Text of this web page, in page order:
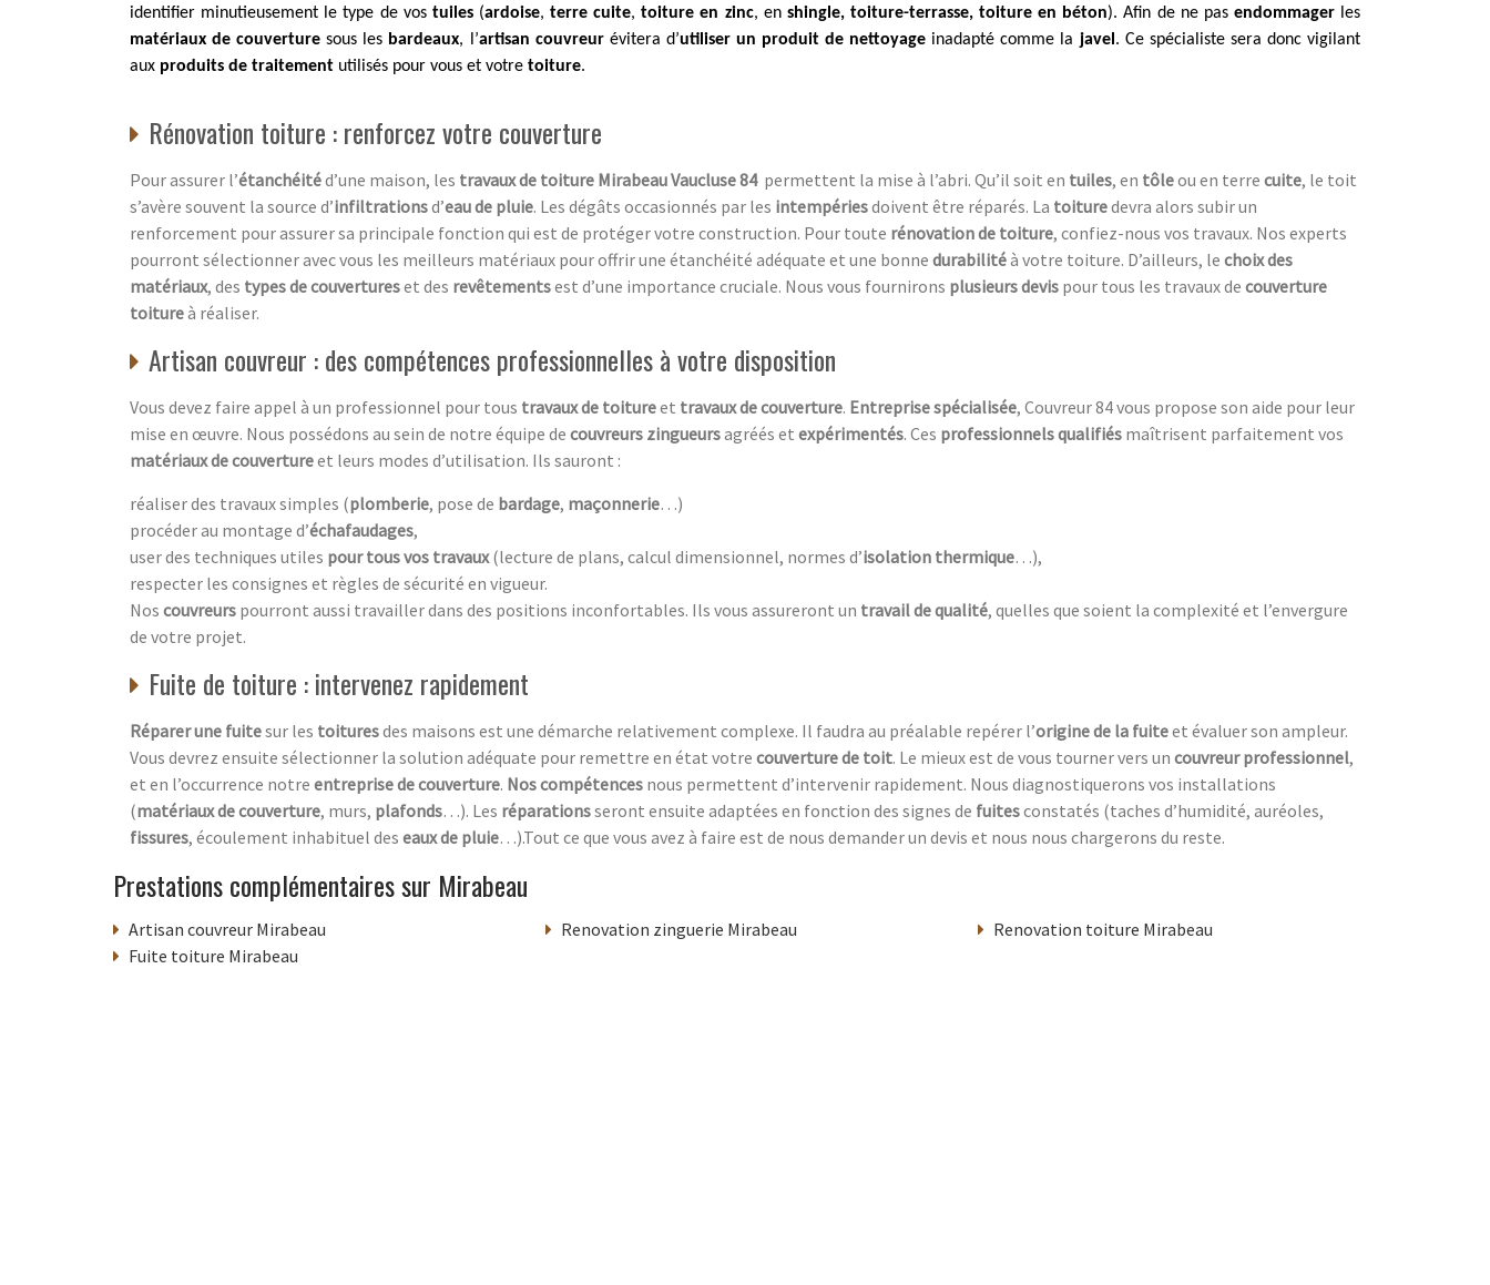
identifier minutieusement le type de vos tuiles(ardoise, terre cuite,toiture en zinc, en shingle, toiture-terrasse, toiture en béton). Afin de ne pas endommagerles
matériaux de couverture sous les bardeaux, l’artisan couvreur évitera d’utiliser un produit de nettoyage inadapté comme la javel . Ce spécialiste sera donc vigilant
aux produits de traitement utilisés pour vous et votre toiture.
Rénovation toiture : renforcez votre couverture
Pour assurer l’étanchéitéd’une maison, les travaux de toiture Mirabeau Vaucluse 84 permettent la mise à l’abri. Qu’il soit en tuiles, en tôleou en terre cuite, le toit
s’avère souvent la source d’infiltrationsd’eau de pluie. Les dégâts occasionnés par les intempériesdoivent être réparés. La toituredevra alors subir un
renforcement pour assurer sa principale fonction qui est de protéger votre construction. Pour toute rénovation de toiture, confiez-nous vos travaux. Nos experts
pourront sélectionner avec vous les meilleurs matériaux pour offrir une étanchéité adéquate et une bonne durabilitéà votre toiture. D’ailleurs, le choix des
matériaux, des types de couvertureset des revêtementsest d’une importance cruciale. Nous vous fournirons plusieurs devis pour tous les travaux de couverture
toitureà réaliser.
Artisan couvreur : des compétences professionnelles à votre disposition
Vous devez faire appel à un professionnel pour tous travaux de toitureet travaux de couverture. Entreprise spécialisée, Couvreur 84 vous propose son aide pour leur
mise en œuvre. Nous possédons au sein de notre équipe de couvreurs zingueursagréés et expérimentés. Ces professionnels qualifiés maîtrisent parfaitement vos
matériaux de couvertureet leurs modes d’utilisation. Ils sauront :
réaliser des travaux simples (plomberie, pose de bardage, maçonnerie…)
procéder au montage d’échafaudages,
user des techniques utiles pour tous vos travaux(lecture de plans, calcul dimensionnel, normes d’isolation thermique…),
respecter les consignes et règles de sécurité en vigueur.
Nos couvreurs pourront aussi travailler dans des positions inconfortables. Ils vous assureront un travail de qualité, quelles que soient la complexité et l’envergure
de votre projet.
Fuite de toiture : intervenez rapidement
Réparer une fuitesur les toituresdes maisons est une démarche relativement complexe. Il faudra au préalable repérer l’origine de la fuiteet évaluer son ampleur.
Vous devrez ensuite sélectionner la solution adéquate pour remettre en état votre couverture de toit. Le mieux est de vous tourner vers un couvreur professionnel,
et en l’occurrence notre entreprise de couverture. Nos compétences nous permettent d’intervenir rapidement. Nous diagnostiquerons vos installations
(matériaux de couverture, murs, plafonds…). Les réparationsseront ensuite adaptées en fonction des signes de fuitesconstatés (taches d’humidité, auréoles,
fissures, écoulement inhabituel des eaux de pluie…).Tout ce que vous avez à faire est de nous demander un devis et nous nous chargerons du reste.
Prestations complémentaires sur Mirabeau
Artisan couvreur Mirabeau
Fuite toiture Mirabeau
Renovation zinguerie Mirabeau Renovation toiture Mirabeau